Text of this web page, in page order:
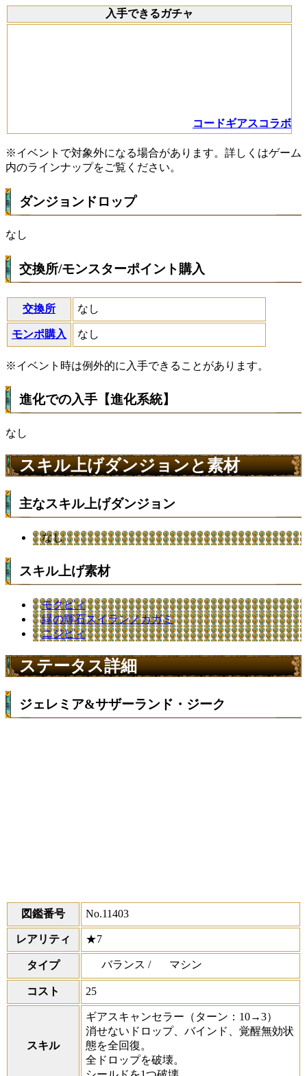
入手できるガチャ
コードギアスコラボ
※イベントで対象外になる場合があります。詳しくはゲーム
内のラインナップをご覧ください。
ダンジョンドロップ
なし
交換所/モンスターポイント購入
交換所 なし
モンポ購入 なし
※イベント時は例外的に入手できることがあります。
進化での入手【進化系統】
なし
スキル上げダンジョンと素材
主なスキル上げダンジョン
なし
スキル上げ素材
モクピィ
緑の輝石スイランノカガミ
ニジピィ
ステータス詳細
ジェレミア&サザーランド・ジーク
図鑑番号 No.11403
レアリティ ★7
タイプ バランス / マシン
コスト 25
スキル
ギアスキャンセラー （ターン：10→3）
消せないドロップ、バインド、覚醒無効状
態を全回復。
全ドロップを破壊。